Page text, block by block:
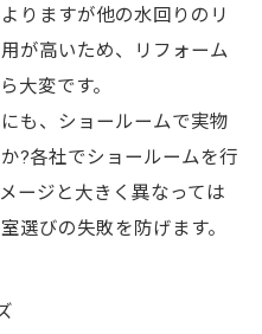
りますが他の水回りのリ
が高いため、リフォーム
大変です。
も、ショールームで実物
?各社でショールームを行
ージと大きく異なっては
選びの失敗を防げます。